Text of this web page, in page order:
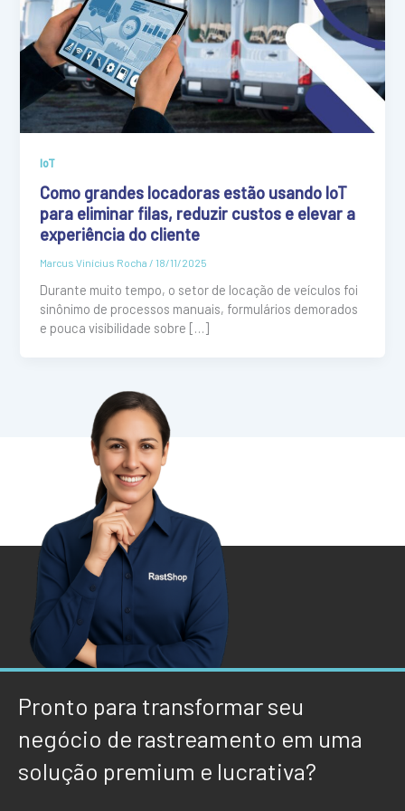
IoT
Como grandes locadoras estão usando IoT
para eliminar filas, reduzir custos e elevar a
experiência do cliente
Marcus Vinícius Rocha / 18/11/2025
Durante muito tempo, o setor de locação de veículos foi
sinônimo de processos manuais, formulários demorados
e pouca visibilidade sobre […]
Pronto para transformar seu
negócio de rastreamento em uma
solução premium e lucrativa?